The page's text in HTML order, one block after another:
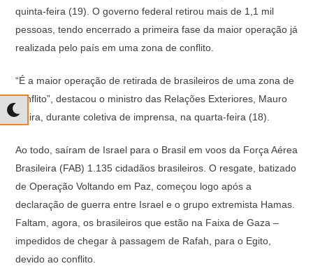
quinta-feira (19). O governo federal retirou mais de 1,1 mil
pessoas, tendo encerrado a primeira fase da maior operação já
realizada pelo país em uma zona de conflito.
“É a maior operação de retirada de brasileiros de uma zona de
conflito”, destacou o ministro das Relações Exteriores, Mauro
Vieira, durante coletiva de imprensa, na quarta-feira (18).
Ao todo, saíram de Israel para o Brasil em voos da Força Aérea
Brasileira (FAB) 1.135 cidadãos brasileiros. O resgate, batizado
de Operação Voltando em Paz, começou logo após a
declaração de guerra entre Israel e o grupo extremista Hamas.
Faltam, agora, os brasileiros que estão na Faixa de Gaza –
impedidos de chegar à passagem de Rafah, para o Egito,
devido ao conflito.